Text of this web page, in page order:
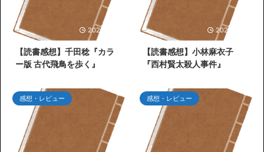
2026/6/30
【読書感想】千田稔『カラ
ー版 古代飛鳥を歩く』
2026/6/27
【読書感想】小林麻衣子
『西村賢太殺人事件』
感想・レビュー 感想・レビュー